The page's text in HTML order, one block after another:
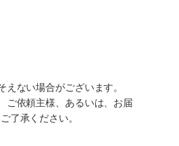
ない場合がございます。
ご依頼主様、あるいは、お届
了承ください。